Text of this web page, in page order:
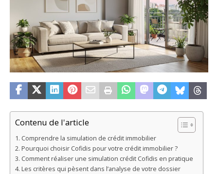
Contenu de l'article
Comprendre la simulation de crédit immobilier
Pourquoi choisir Cofidis pour votre crédit immobilier ?
Comment réaliser une simulation crédit Cofidis en pratique
Les critères qui pèsent dans l’analyse de votre dossier